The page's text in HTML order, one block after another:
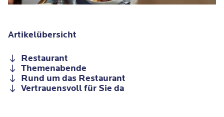
Artikelübersicht
Restaurant
Themenabende
Rund um das Restaurant
Vertrauensvoll für Sie da